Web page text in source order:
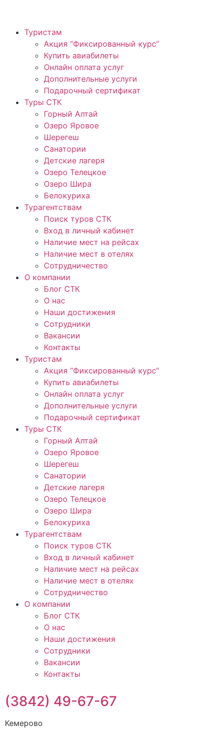
Туристам
Акция “Фиксированный курс”
Купить авиабилеты
Онлайн оплата услуг
Дополнительные услуги
Подарочный сертификат
Туры СТК
Горный Алтай
Озеро Яровое
Шерегеш
Санатории
Детские лагеря
Озеро Телецкое
Озеро Шира
Белокуриха
Турагентствам
Поиск туров СТК
Вход в личный кабинет
Наличие мест на рейсах
Наличие мест в отелях
Сотрудничество
О компании
Блог СТК
О нас
Наши достижения
Сотрудники
Вакансии
Контакты
Туристам
Акция “Фиксированный курс”
Купить авиабилеты
Онлайн оплата услуг
Дополнительные услуги
Подарочный сертификат
Туры СТК
Горный Алтай
Озеро Яровое
Шерегеш
Санатории
Детские лагеря
Озеро Телецкое
Озеро Шира
Белокуриха
Турагентствам
Поиск туров СТК
Вход в личный кабинет
Наличие мест на рейсах
Наличие мест в отелях
Сотрудничество
О компании
Блог СТК
О нас
Наши достижения
Сотрудники
Вакансии
Контакты
(3842) 49-67-67
Кемерово